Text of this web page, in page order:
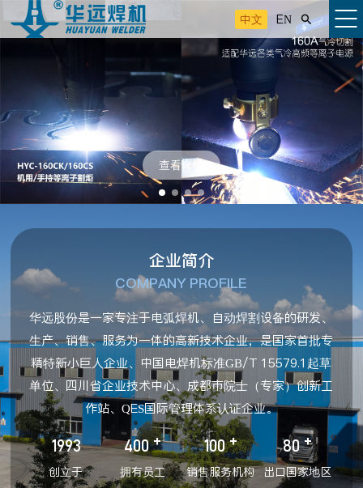
中文 EN 
查看详情
企业简介
COMPANY PROFILE
华远股份是一家专注于电弧焊机、自动焊割设备的研发、
生产、销售、服务为一体的高新技术企业，是国家首批专
精特新小巨人企业、中国电焊机标准GB/T 15579.1起草
单位、四川省企业技术中心、成都市院士（专家）创新工
作站、QES国际管理体系认证企业。
1993
创立于
400 +
拥有员工
100 +
销售服务机构
80 +
出口国家地区